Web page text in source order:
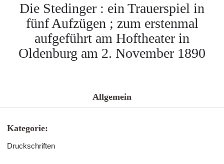
Die Stedinger : ein Trauerspiel in
fünf Aufzügen ; zum erstenmal
aufgeführt am Hoftheater in
Oldenburg am 2. November 1890
Allgemein
Kategorie:
Druckschriften